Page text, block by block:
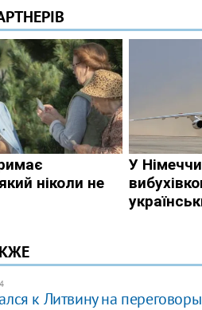
к Литвину на переговоры